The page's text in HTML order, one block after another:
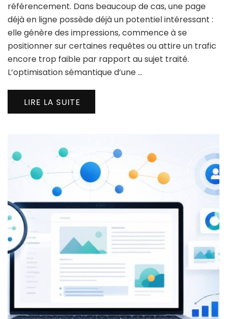
référencement. Dans beaucoup de cas, une page
déjà en ligne possède déjà un potentiel intéressant :
elle génère des impressions, commence à se
positionner sur certaines requêtes ou attire un trafic
encore trop faible par rapport au sujet traité.
L’optimisation sémantique d’une …
LIRE LA SUITE